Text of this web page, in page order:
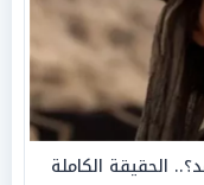
الحقيقة الكاملة